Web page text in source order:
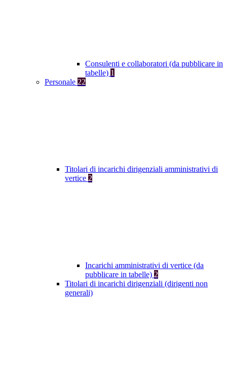
Consulenti e collaboratori (da pubblicare in
tabelle) 1
Personale 22
Titolari di incarichi dirigenziali amministrativi di
vertice 2
Incarichi amministrativi di vertice (da
pubblicare in tabelle) 2
Titolari di incarichi dirigenziali (dirigenti non
generali)